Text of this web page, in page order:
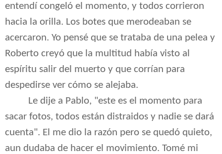
entendí congeló el momento, y todos corrieron
hacia la orilla. Los botes que merodeaban se
acercaron. Yo pensé que se trataba de una pelea y
Roberto creyó que la multitud había visto al
espíritu salir del muerto y que corrían para
despedirse ver cómo se alejaba.
Le dije a Pablo, "este es el momento para
sacar fotos, todos están distraidos y nadie se dará
cuenta". El me dio la razón pero se quedó quieto,
aun dudaba de hacer el movimiento. Tomé mi